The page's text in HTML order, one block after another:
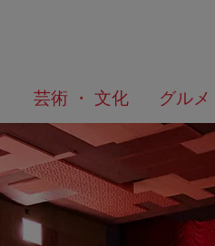
芸術 ・ 文化 グルメ